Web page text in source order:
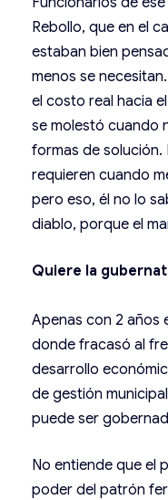
Rebollo, que en el
estaban bien
menos se
el costo real hacia
se molestó cuando
formas de solución.
requieren cuando
pero eso, él no lo
diablo, porque el
Quiere la
Apenas con 2 años
donde fracasó al
desarrollo
de gestión
puede ser
No entiende que el
poder del patrón